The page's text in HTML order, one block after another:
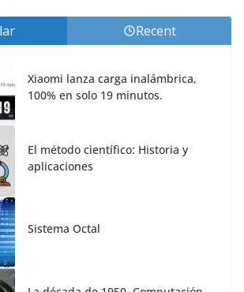
Recent
Xiaomi lanza carga inalámbrica,
100% en solo 19 minutos.
El método científico: Historia y
aplicaciones
Sistema Octal